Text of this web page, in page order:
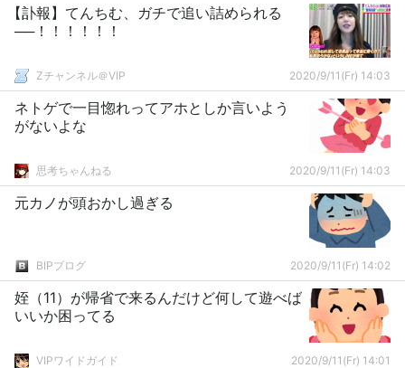
【訃報】てんちむ、ガチで追い詰められる
──！！！！！！
Zチャンネル＠VIP 2020/9/11(Fr) 14:03
ネトゲで一目惚れってアホとしか言いよう
がないよな
思考ちゃんねる 2020/9/11(Fr) 14:03
元カノが頭おかし過ぎる
BIPブログ 2020/9/11(Fr) 14:02
姪（11）が帰省で来るんだけど何して遊べば
いいか困ってる
VIPワイドガイド 2020/9/11(Fr) 14:01